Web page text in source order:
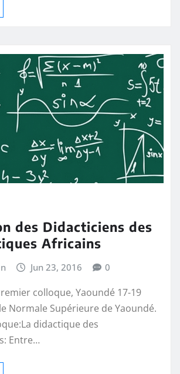
des Didacticiens des
Africains
Jun 23, 2016 0
colloque, Yaoundé 17-19
Normale Supérieure de Yaoundé.
didactique des
Entre…